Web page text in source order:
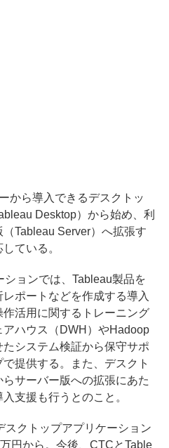
から導入できるデスクトッ
Desktop）から始め、利
Tableau Server）へ拡張す
ている。
ョンでは、Tableau製品を
ポートなどを作成する導入
活用に関するトレーニング
ハウス（DWH）やHadoop
システム検証から保守サポ
提供する。また、デスクト
サーバー版への拡張にあた
支援も行うとのこと。
クトップアプリケーション
円から。今後、CTCとTable